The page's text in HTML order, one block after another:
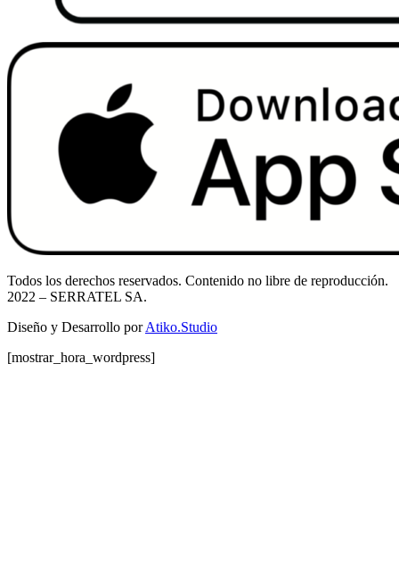
Todos los derechos reservados. Contenido no libre de reproducción.
2022 – SERRATEL SA.
Diseño y Desarrollo porAtiko.Studio
[mostrar_hora_wordpress]